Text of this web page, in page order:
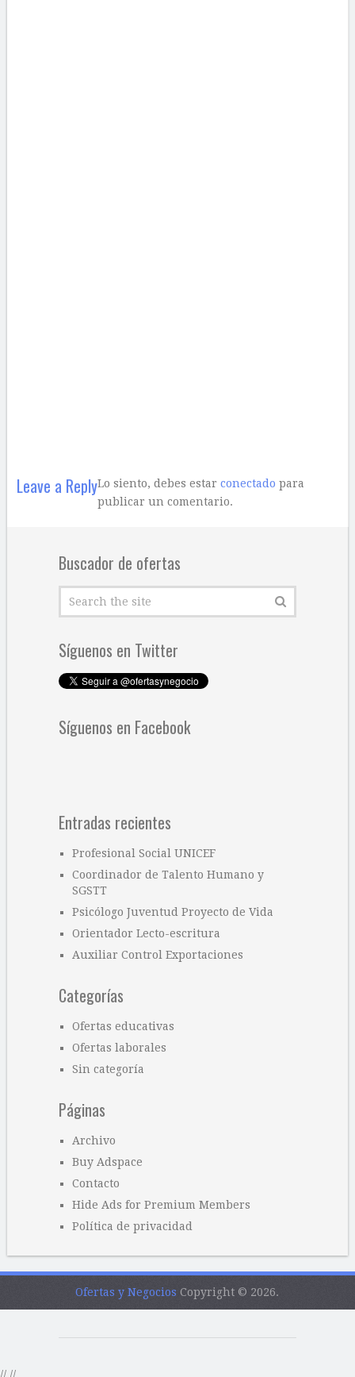
Leave a ReplyLo siento, debes estar conectado para
publicar un comentario.
Buscador de ofertas
Síguenos en Twitter
Síguenos en Facebook
Entradas recientes
Profesional Social UNICEF
Coordinador de Talento Humano y
SGSTT
Psicólogo Juventud Proyecto de Vida
Orientador Lecto-escritura
Auxiliar Control Exportaciones
Categorías
Ofertas educativas
Ofertas laborales
Sin categoría
Páginas
Archivo
Buy Adspace
Contacto
Hide Ads for Premium Members
Política de privacidad
Ofertas y Negocios Copyright © 2026.
// //